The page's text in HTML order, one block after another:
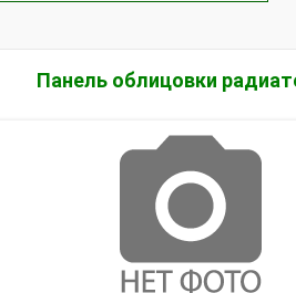
Панель облицовки